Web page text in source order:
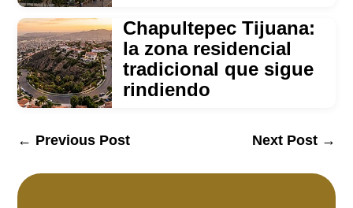
Chapultepec Tijuana:
la zona residencial
tradicional que sigue
rindiendo
← Previous Post Next Post→